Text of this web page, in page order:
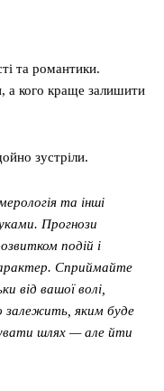
та романтики.
а кого краще залишити
зустріли.
та інші
Прогнози
подій і
Сприймайте
від вашої волі,
залежить, яким буде
шлях — але йти